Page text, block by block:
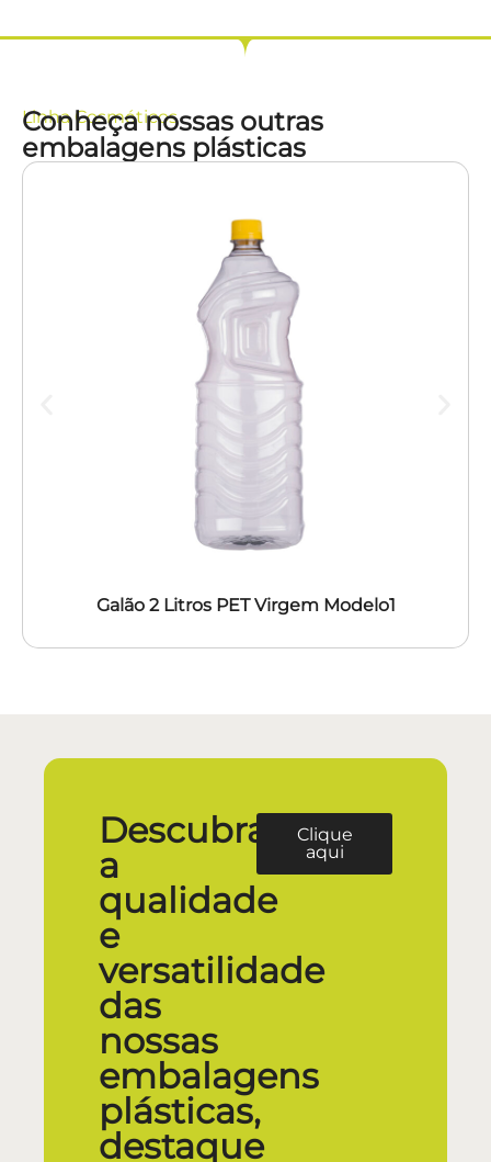
LinhaCosméticos
Conheça nossas outras
embalagens plásticas
Galão 2 Litros PET Virgem Modelo1
Descubra
a
qualidade
e
versatilidade
das
nossas
embalagens
plásticas,
destaque
Clique
aqui